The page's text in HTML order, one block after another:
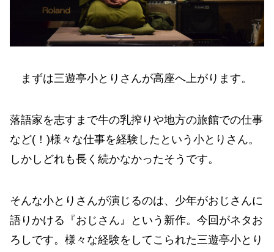
まずは三遊亭小とりさんが高座へ上がります。
落語家を志すまで牛の乳搾りや地方の旅館での仕事
など(！)様々な仕事を経験したという小とりさん。
しかしどれも長く続かなかったそうです。
そんな小とりさんが演じるのは、少年がおじさんに
語りかける『おじさん』という新作。今回がネタお
ろしです。様々な経験をしてこられた三遊亭小とり